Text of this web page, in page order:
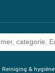
Reiniging & hygiëne